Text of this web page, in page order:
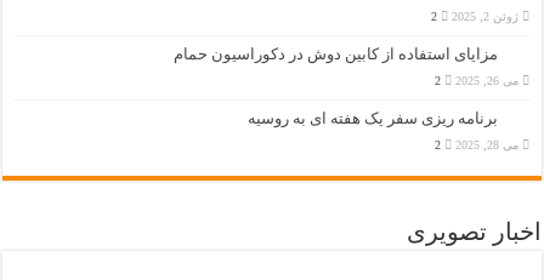
ژوئن 2, 2025 2
مزایای استفاده از کابین دوش در دکوراسیون حمام
می 26, 2025 2
برنامه ریزی سفر یک هفته ای به روسیه
می 28, 2025 2
اخبار تصویری